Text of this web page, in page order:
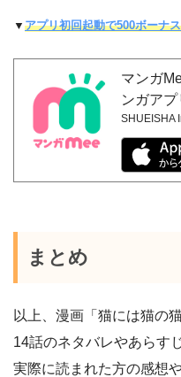
▼ アプリ初回起動で500ボーナ
マンガ
ンガアプ
SHUEISHA
まとめ
以上、漫画「猫には猫の
14話のネタバレやあらすじ
実際に読まれた方の感想